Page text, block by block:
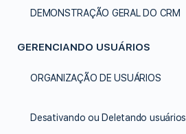
DEMONSTRAÇÃO GERAL DO CRM
GERENCIANDO USUÁRIOS
ORGANIZAÇÃO DE USUÁRIOS
Desativando ou Deletando usuários